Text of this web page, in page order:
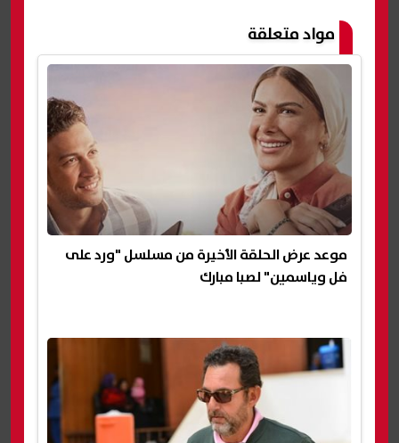
مواد متعلقة
موعد عرض الحلقة الأخيرة من مسلسل "ورد على
فل وياسمين" لصبا مبارك